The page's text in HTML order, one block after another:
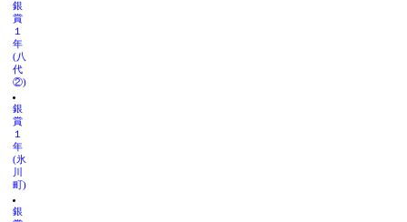
銀
賞
１
年
(八
代
②)
銀
賞
１
年
(氷
川
町)
銀